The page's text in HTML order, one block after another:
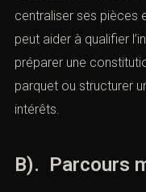
centraliser ses pièces
peut aider à qualifier
préparer une
parquet ou structurer
intérêts.
B). Parcours